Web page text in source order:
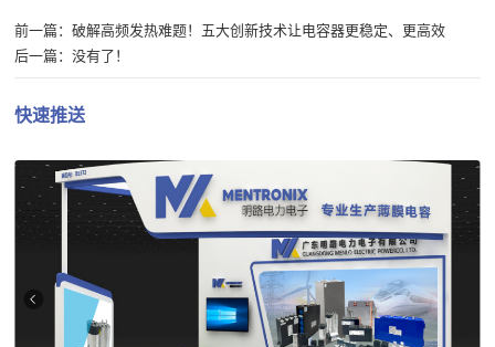
前一篇：破解高频发热难题！五大创新技术让电容器更稳定、更高效
后一篇：没有了！
快速推送